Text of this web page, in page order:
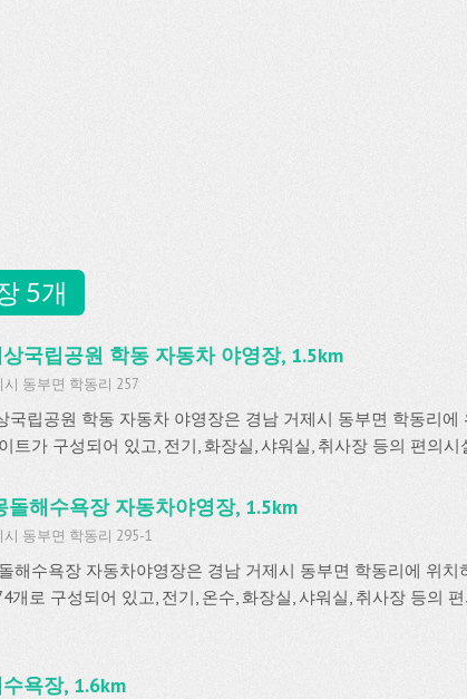
5개
국립공원 학동 자동차 야영장, 1.5km
시 동부면 학동리 257
국립공원 학동 자동차 야영장은 경남 거제시 동부면 학동리에
트가 구성되어 있고, 전기, 화장실, 샤워실, 취사장 등의 편의
돌해수욕장 자동차야영장, 1.5km
시 동부면 학동리 295-1
해수욕장 자동차야영장은 경남 거제시 동부면 학동리에 위
개로 구성되어 있고, 전기, 온수, 화장실, 샤워실, 취사장 등의
욕장, 1.6km